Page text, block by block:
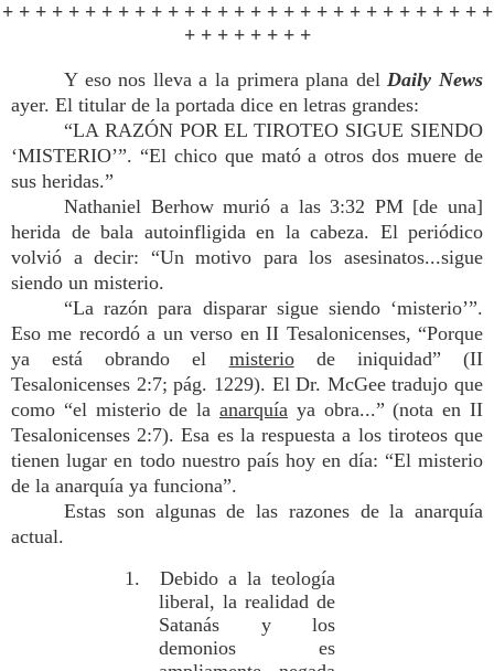
+ + + + + + + + + + + + + + + + + + + + + + + + + + + + + +
+ + + + + + + +
Y eso nos lleva a la primera plana delDaily News
ayer. El titular de la portada dice en letras grandes:
“LA RAZÓN POR EL TIROTEO SIGUE SIENDO
‘MISTERIO’”. “El chico que mató a otros dos muere de
sus heridas.”
Nathaniel Berhow murió a las 3:32 PM [de una]
herida de bala autoinfligida en la cabeza. El periódico
volvió a decir: “Un motivo para los asesinatos...sigue
siendo un misterio.
“La razón para disparar sigue siendo ‘misterio’”.
Eso me recordó a un verso en II Tesalonicenses, “Porque
ya está obrando el misteriode iniquidad” (II
Tesalonicenses 2:7; pág. 1229). El Dr. McGee tradujo que
como “el misterio de la anarquía ya obra...” (nota en II
Tesalonicenses 2:7). Esa es la respuesta a los tiroteos que
tienen lugar en todo nuestro país hoy en día: “El misterio
de la anarquía ya funciona”.
Estas son algunas de las razones de la anarquía
actual.
1. Debido a la teología
liberal, la realidad de
Satanás y los
demonios es